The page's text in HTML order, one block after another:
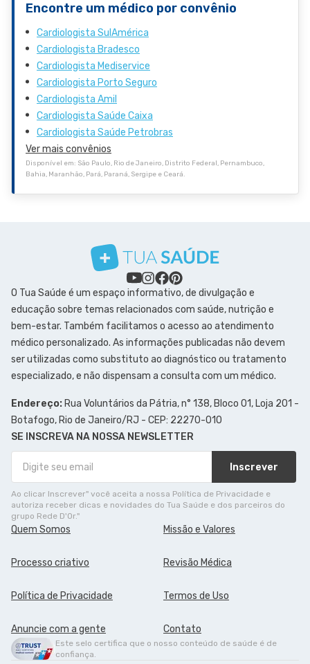
Encontre um médico por convênio
Cardiologista SulAmérica
Cardiologista Bradesco
Cardiologista Mediservice
Cardiologista Porto Seguro
Cardiologista Amil
Cardiologista Saúde Caixa
Cardiologista Saúde Petrobras
Ver mais convênios
Disponível em: São Paulo, Rio de Janeiro, Distrito Federal, Pernambuco,
Bahia, Maranhão, Pará, Paraná, Sergipe e Ceará.
O Tua Saúde é um espaço informativo, de divulgação e
educação sobre temas relacionados com saúde, nutrição e
bem-estar. Também facilitamos o acesso ao atendimento
médico personalizado. As informações publicadas não devem
ser utilizadas como substituto ao diagnóstico ou tratamento
especializado, e não dispensam a consulta com um médico.
Endereço:Rua Voluntários da Pátria, n° 138, Bloco 01, Loja 201 -
Botafogo, Rio de Janeiro/RJ - CEP: 22270-010
SE INSCREVA NA NOSSA NEWSLETTER
Inscrever
Ao clicar Inscrever" você aceita a nossa Política de Privacidade e
autoriza receber dicas e novidades do Tua Saúde e dos parceiros do
grupo Rede D'Or."
Quem Somos Missão e Valores
Processo criativo Revisão Médica
Política de Privacidade Termos de Uso
Anuncie com a gente Contato
Este selo certifica que o nosso conteúdo de saúde é de
confiança.